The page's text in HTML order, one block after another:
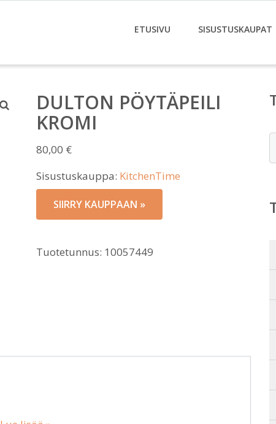
ETUSIVU SISUSTUSKAUPAT
DULTON PÖYTÄPEILI
KROMI
80,00 €
Sisustuskauppa: KitchenTime
SIIRRY KAUPPAAN »
Tuotetunnus: 10057449